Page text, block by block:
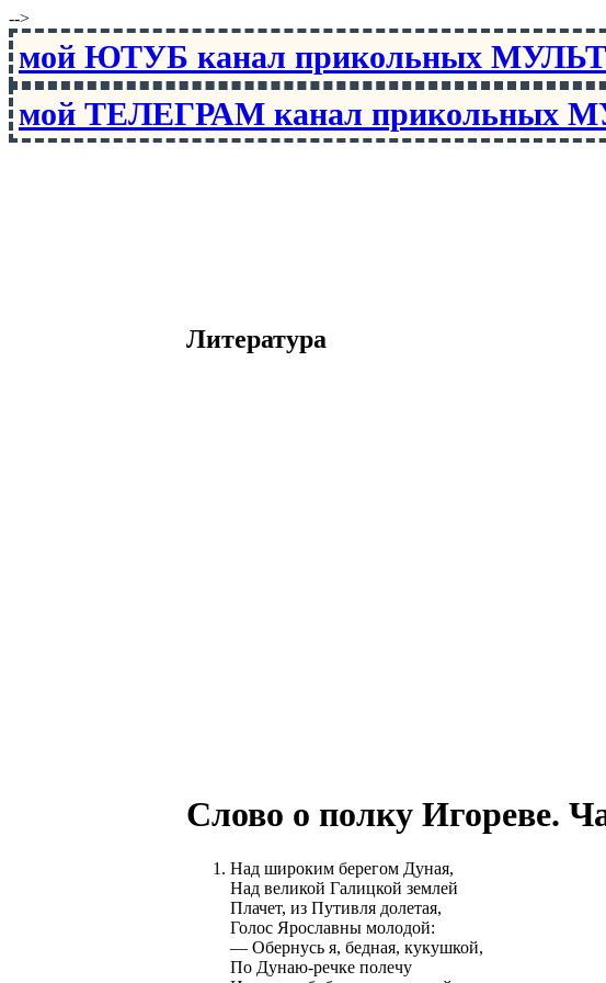
-->
мой ЮТУБ канал прикольных
мой ТЕЛЕГРАМ канал прикольных
Литература
Слово о полку Игореве.
Над широким берегом Дуная,
Над великой Галицкой землей
Плачет, из Путивля долетая,
Голос Ярославны молодой:
— Обернусь я, бедная, кукушкой,
По Дунаю-речке полечу